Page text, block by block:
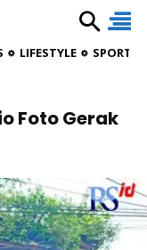
LIFESTYLE
Foto Gerak